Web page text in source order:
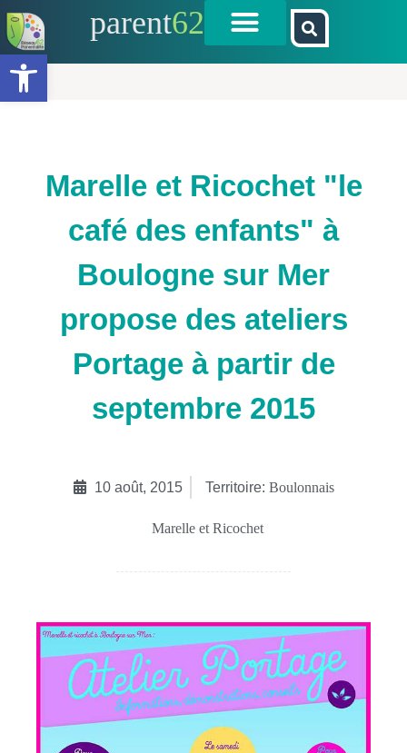
Ouvrir la barre d’outils
parent62
Marelle et Ricochet "le
café des enfants" à
Boulogne sur Mer
propose des ateliers
Portage à partir de
septembre 2015
10 août, 2015 Territoire: Boulonnais
Marelle et Ricochet